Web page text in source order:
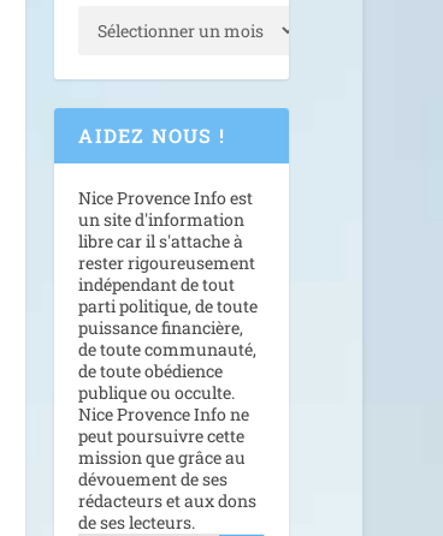
AIDEZ NOUS !
Nice Provence Info est
un site d'information
libre car il s'attache à
rester rigoureusement
indépendant de tout
parti politique, de toute
puissance financière,
de toute communauté,
de toute obédience
publique ou occulte.
Nice Provence Info ne
peut poursuivre cette
mission que grâce au
dévouement de ses
rédacteurs et aux dons
de ses lecteurs.